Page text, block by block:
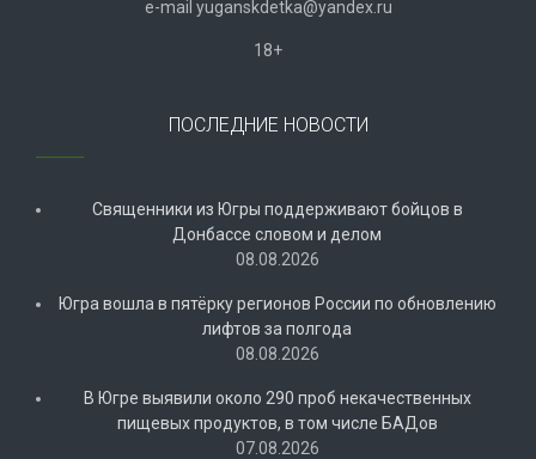
e-mail yuganskdetka@yandex.ru
18+
ПОСЛЕДНИЕ НОВОСТИ
Священники из Югры поддерживают бойцов в
Донбассе словом и делом
08.08.2026
Югра вошла в пятёрку регионов России по обновлению
лифтов за полгода
08.08.2026
В Югре выявили около 290 проб некачественных
пищевых продуктов, в том числе БАДов
07.08.2026